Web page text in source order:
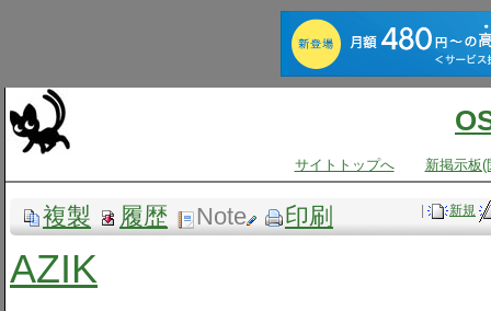
サイトトップへ 新掲示板(
| 新規
複製 履歴 Note 印刷
AZIK